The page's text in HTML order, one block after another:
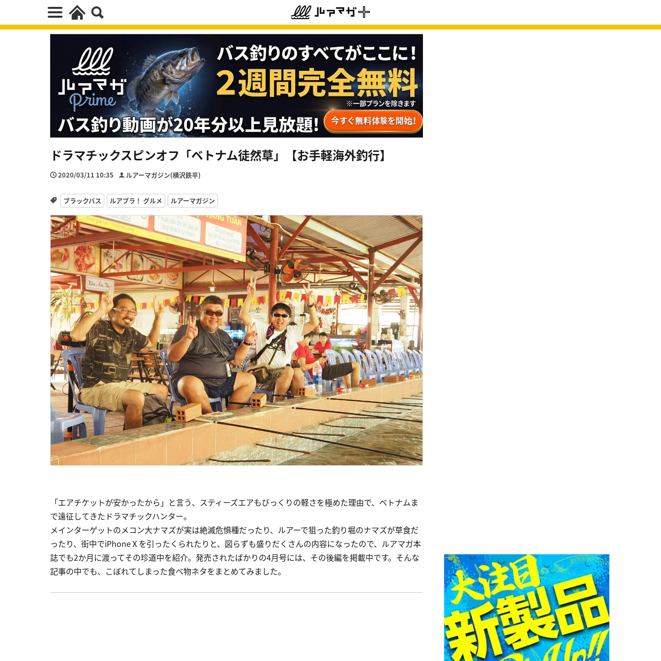
ドラマチックスピンオフ「ベトナム徒然草」【お手軽海外釣行】
2020/03/11 10:35 ルアーマガジン(横沢鉄平)
ブラックバス ルアプラ！ グルメ ルアーマガジン
「エアチケットが安かったから」と言う、スティーズエアもびっくりの軽さを極めた理由で、ベトナムま
で遠征してきたドラマチックハンター。
メインターゲットのメコン大ナマズが実は絶滅危惧種だったり、ルアーで狙った釣り堀のナマズが草食だ
ったり、街中でiPhoneⅩを引ったくられたりと、図らずも盛りだくさんの内容になったので、ルアマガ本
誌でも2か月に渡ってその珍道中を紹介。発売されたばかりの4月号には、その後編を掲載中です。そんな
記事の中でも、こぼれてしまった食べ物ネタをまとめてみました。